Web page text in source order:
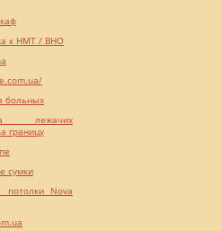
к НМТ / ВНО
больных
лежачих
границу
сумки
потолки Nova